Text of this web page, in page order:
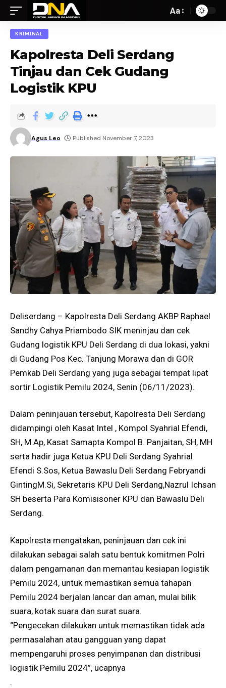
Aa
KRIMINAL
Kapolresta Deli Serdang
Tinjau dan Cek Gudang
Logistik KPU
Agus Leo Published November 7, 2023
Deliserdang – Kapolresta Deli Serdang AKBP Raphael
Sandhy Cahya Priambodo SIK meninjau dan cek
Gudang logistik KPU Deli Serdang di dua lokasi, yakni
di Gudang Pos Kec. Tanjung Morawa dan di GOR
Pemkab Deli Serdang yang juga sebagai tempat lipat
sortir Logistik Pemilu 2024, Senin (06/11/2023).
Dalam peninjauan tersebut, Kapolresta Deli Serdang
didampingi oleh Kasat Intel , Kompol Syahrial Efendi,
SH, M.Ap, Kasat Samapta Kompol B. Panjaitan, SH, MH
serta hadir juga Ketua KPU Deli Serdang Syahrial
Efendi S.Sos, Ketua Bawaslu Deli Serdang Febryandi
GintingM.Si, Sekretaris KPU Deli Serdang,Nazrul Ichsan
SH beserta Para Komisisoner KPU dan Bawaslu Deli
Serdang.
Kapolresta mengatakan, peninjauan dan cek ini
dilakukan sebagai salah satu bentuk komitmen Polri
dalam pengamanan dan memantau kesiapan logistik
Pemilu 2024, untuk memastikan semua tahapan
Pemilu 2024 berjalan lancar dan aman, mulai bilik
suara, kotak suara dan surat suara.
“Pengecekan dilakukan untuk memastikan tidak ada
permasalahan atau gangguan yang dapat
mempengaruhi proses penyimpanan dan distribusi
logistik Pemilu 2024”, ucapnya
.